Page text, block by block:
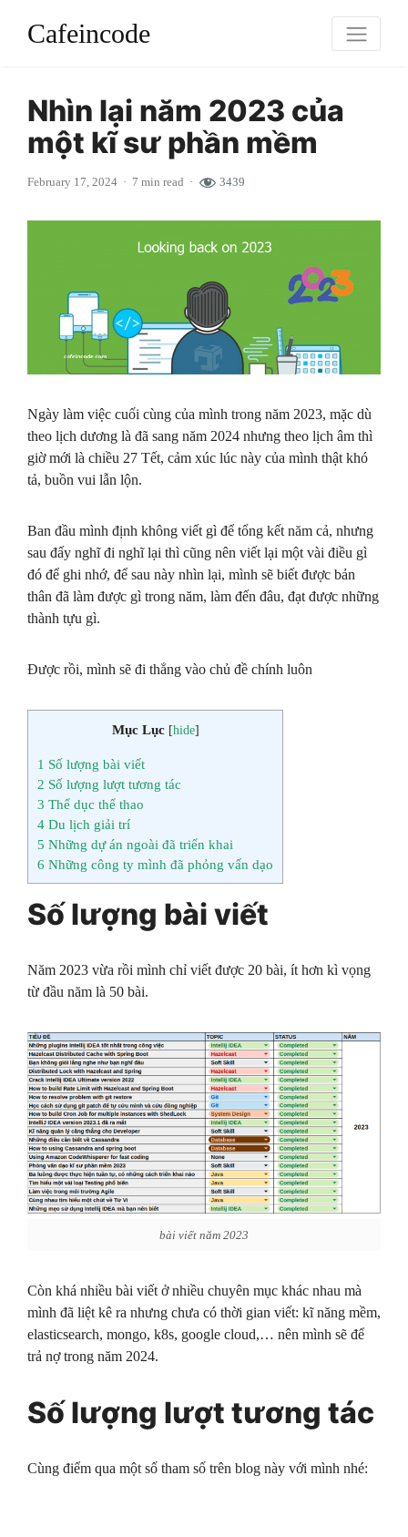
Cafeincode
Nhìn lại năm 2023 của
một kĩ sư phần mềm
February 17, 2024 7 min read 3439
Ngày làm việc cuối cùng của mình trong năm 2023, mặc dù
theo lịch dương là đã sang năm 2024 nhưng theo lịch âm thì
giờ mới là chiều 27 Tết, cảm xúc lúc này của mình thật khó
tả, buồn vui lẫn lộn.
Ban đầu mình định không viết gì để tổng kết năm cả, nhưng
sau đấy nghĩ đi nghĩ lại thì cũng nên viết lại một vài điều gì
đó để ghi nhớ, để sau này nhìn lại, mình sẽ biết được bản
thân đã làm được gì trong năm, làm đến đâu, đạt được những
thành tựu gì.
Được rồi, mình sẽ đi thẳng vào chủ đề chính luôn
Mục Lục [hide]
1 Số lượng bài viết
2 Số lượng lượt tương tác
3 Thể dục thể thao
4 Du lịch giải trí
5 Những dự án ngoài đã triển khai
6 Những công ty mình đã phỏng vấn dạo
Số lượng bài viết
Năm 2023 vừa rồi mình chỉ viết được 20 bài, ít hơn kì vọng
từ đầu năm là 50 bài.
bài viết năm 2023
Còn khá nhiều bài viết ở nhiều chuyên mục khác nhau mà
mình đã liệt kê ra nhưng chưa có thời gian viết: kĩ năng mềm,
elasticsearch, mongo, k8s, google cloud,… nên mình sẽ để
trả nợ trong năm 2024.
Số lượng lượt tương tác
Cùng điểm qua một số tham số trên blog này với mình nhé: